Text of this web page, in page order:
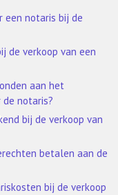
een notaris bij de
de verkoop van een
aan het
notaris?
bij de verkoop van
betalen aan de
bij de verkoop